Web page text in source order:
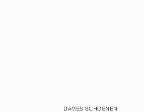
DAMES SCHOENEN